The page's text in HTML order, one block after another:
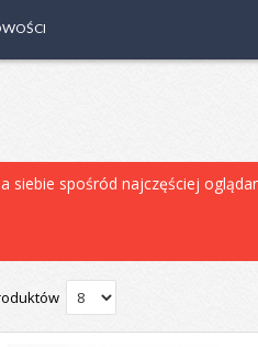
siebie spośród najczęściej